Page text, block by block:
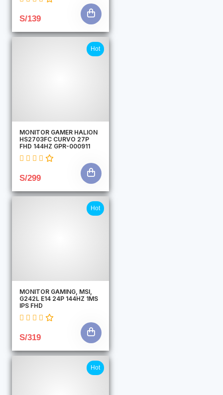
S/139
Hot
MONITOR GAMER HALION
HS2703FC CURVO 27P
FHD 144HZ GPR-000911
S/299
Hot
MONITOR GAMING, MSI,
G242L E14 24P 144HZ 1MS
IPS FHD
S/319
Hot